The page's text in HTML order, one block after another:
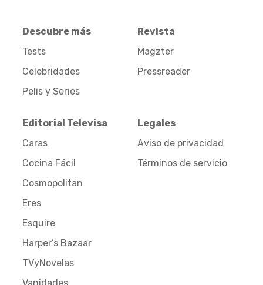
Descubre más
Tests
Celebridades
Pelis y Series
Revista
Magzter
Pressreader
Editorial Televisa
Caras
Cocina Fácil
Cosmopolitan
Eres
Esquire
Harper’s Bazaar
TVyNovelas
Legales
Aviso de privacidad
Términos de servicio